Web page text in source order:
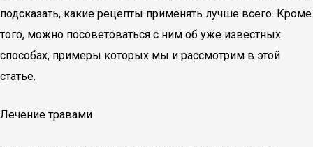
подсказать, какие рецепты применять лучше всего. Кроме
того, можно посоветоваться с ним об уже известных
способах, примеры которых мы и рассмотрим в этой
статье.
Лечение травами